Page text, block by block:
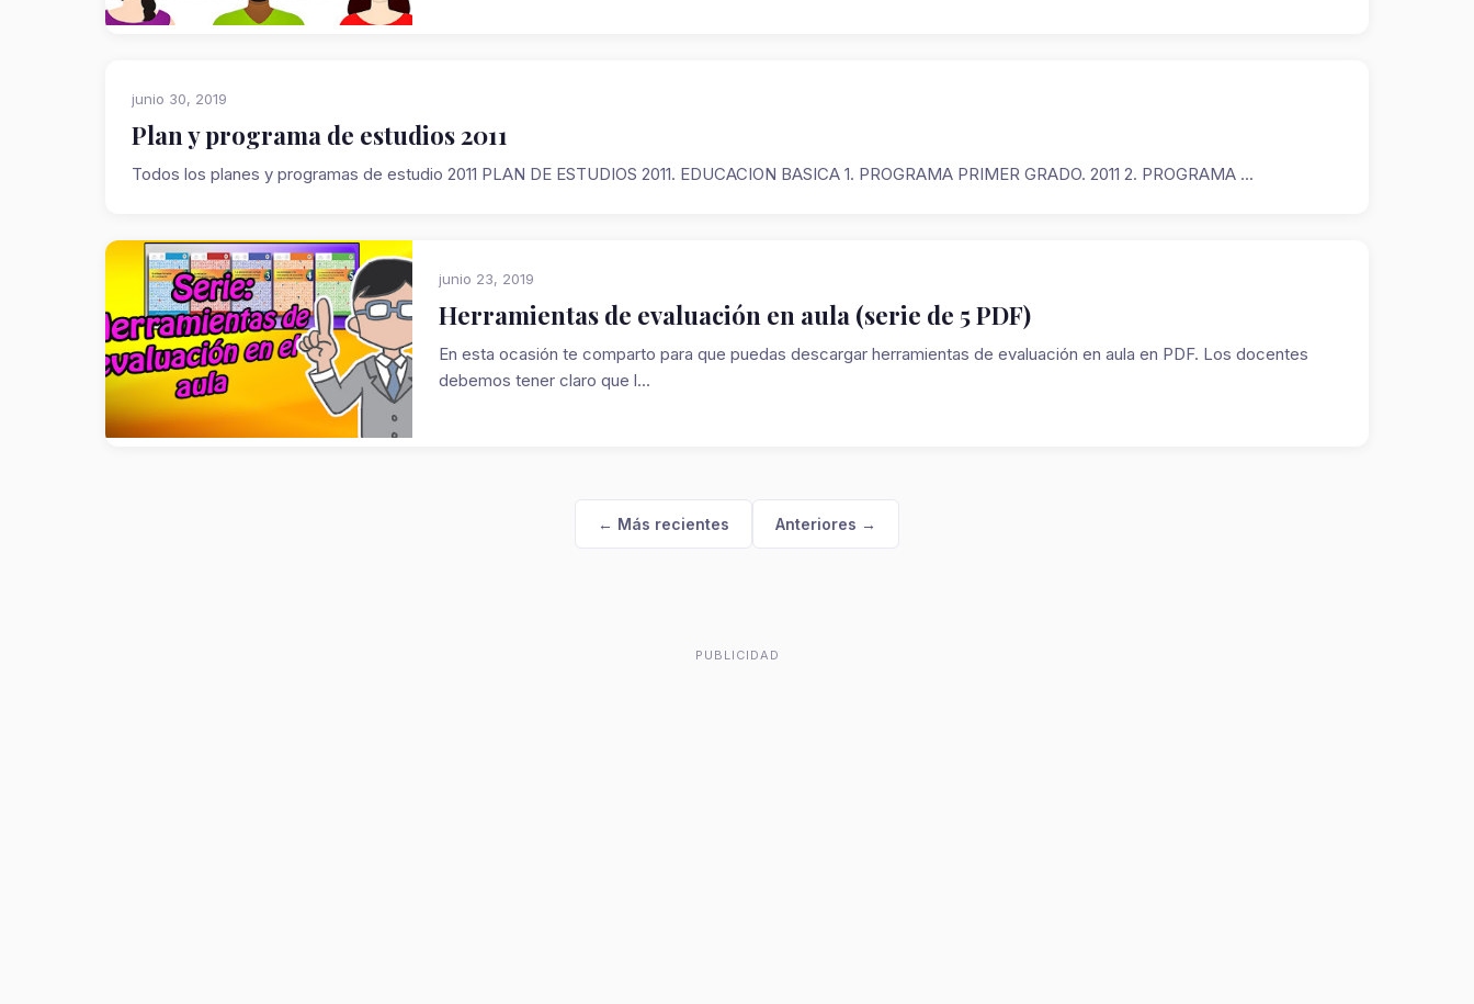
junio 30, 2019
Plan y programa de estudios 2011
Todos los planes y programas de estudio 2011 PLAN DE ESTUDIOS 2011. EDUCACION BASICA 1. PROGRAMA PRIMER GRADO. 2011 2. PROGRAMA ...
junio 23, 2019
Herramientas de evaluación en aula (serie de 5 PDF)
En esta ocasión te comparto para que puedas descargar herramientas de evaluación en aula en PDF. Los docentes
debemos tener claro que l...
← Más recientes Anteriores →
PUBLICIDAD